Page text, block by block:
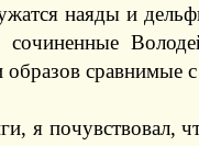
наяды и
образов сравнимые
я почувствовал,